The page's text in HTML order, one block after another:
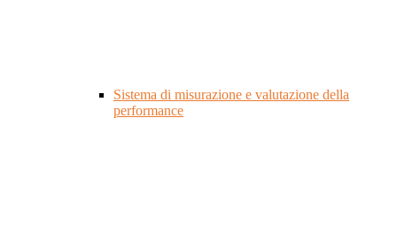
Sistema di misurazione e valutazione della
performance